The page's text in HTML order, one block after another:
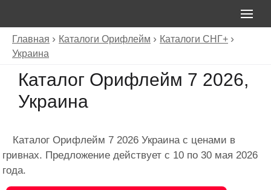
Главная Каталоги Орифлейм
Каталоги СНГ+
Украина
Каталог Орифлейм 7 2026,
Украина
Каталог Орифлейм 7 2026 Украина с ценами в
гривнах. Предложение действует с 10 по 30 мая 2026
года.